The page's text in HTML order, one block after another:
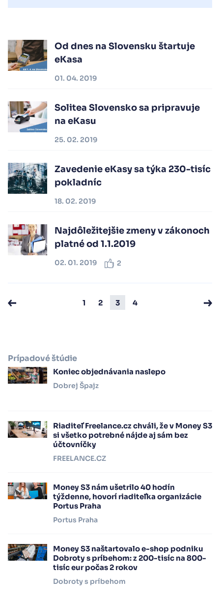
Od dnes na Slovensku štartuje
eKasa
01. 04. 2019
Solitea Slovensko sa pripravuje
na eKasu
25. 02. 2019
Zavedenie eKasy sa týka 230-tisíc
pokladníc
18. 02. 2019
Najdôležitejšie zmeny v zákonoch
platné od 1.1.2019
02. 01. 2019 2
1 2 3 4
Prípadové štúdie
Koniec objednávania naslepo
Dobrej Špajz
Riaditeľ Freelance.cz chváli, že v Money S3
si všetko potrebné nájde aj sám bez
účtovníčky
FREELANCE.CZ
Money S3 nám ušetrilo 40 hodín
týždenne, hovorí riaditeľka organizácie
Portus Praha
Portus Praha
Money S3 naštartovalo e-shop podniku
Dobroty s príbehom: z 200-tisíc na 800-
tisíc eur počas 2 rokov
Dobroty s príbehom